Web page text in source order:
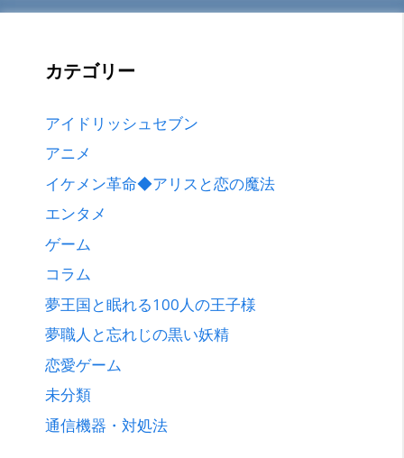
カテゴリー
アイドリッシュセブン
アニメ
イケメン革命◆アリスと恋の魔法
エンタメ
ゲーム
コラム
夢王国と眠れる100人の王子様
夢職人と忘れじの黒い妖精
恋愛ゲーム
未分類
通信機器・対処法